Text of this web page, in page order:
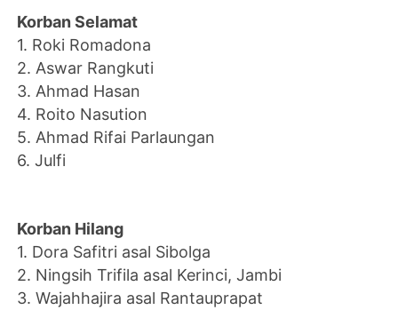
Korban Selamat
1. ‎Roki Romadona‎
2. Aswar Rangkuti
3. Ahmad Hasan
4. Roito Nasution
5. Ahmad Rifai Parlaungan
6.‎ Julfi
Korban Hilang
1. Dora Safitri asal Sibolga
2. Ningsih Trifila asal Kerinci, Jambi
3. Wajahhajira asal Rantauprapat